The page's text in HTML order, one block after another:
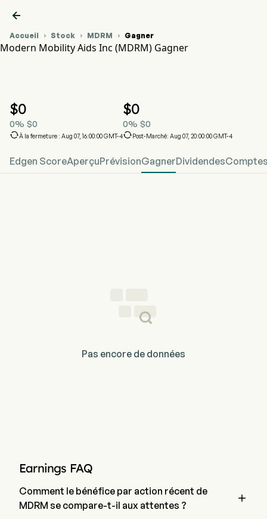

Accueil  Stock  MDRM  Gagner
Modern Mobility Aids Inc (MDRM) Gagner
$0
0% $0
À la fermeture : Aug 07, 16:00:00 GMT-4
$0
0% $0
Post-Marché: Aug 07, 20:00:00 GMT-4
Edgen ScoreAperçuPrévisionGagnerDividendes
Pas encore de données
Earnings FAQ
Comment le bénéfice par action récent de
MDRM se compare-t-il aux attentes ?
